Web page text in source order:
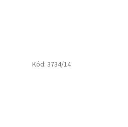
Kód: 3734/14